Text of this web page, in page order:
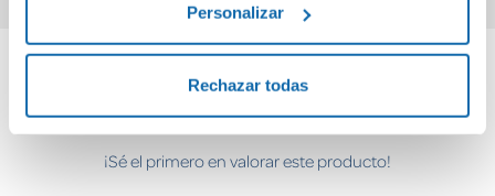
Personalizar
Rechazar todas
Cuéntanos tu opinión
¡Sé el primero en valorar este producto!